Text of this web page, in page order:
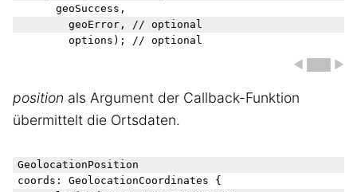
        geoError,
// optional
        options);
// optional
◀ ███ ▶
position als Argument der Callback-Funktion
übermittelt die Ortsdaten.
GeolocationPosition
coords: GeolocationCoordinates {